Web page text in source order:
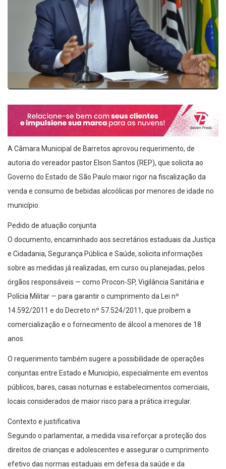
A Câmara Municipal de Barretos aprovou requerimento, de
autoria do vereador pastor Elson Santos (REP), que solicita ao
Governo do Estado de São Paulo maior rigor na fiscalização da
venda e consumo de bebidas alcoólicas por menores de idade no
município.
Pedido de atuação conjunta
O documento, encaminhado aos secretários estaduais da Justiça
e Cidadania, Segurança Pública e Saúde, solicita informações
sobre as medidas já realizadas, em curso ou planejadas, pelos
órgãos responsáveis — como Procon-SP, Vigilância Sanitária e
Polícia Militar — para garantir o cumprimento da Lei nº
14.592/2011 e do Decreto nº 57.524/2011, que proíbem a
comercialização e o fornecimento de álcool a menores de 18
anos.
O requerimento também sugere a possibilidade de operações
conjuntas entre Estado e Município, especialmente em eventos
públicos, bares, casas noturnas e estabelecimentos comerciais,
locais considerados de maior risco para a prática irregular.
Contexto e justificativa
Segundo o parlamentar, a medida visa reforçar a proteção dos
direitos de crianças e adolescentes e assegurar o cumprimento
efetivo das normas estaduais em defesa da saúde e da